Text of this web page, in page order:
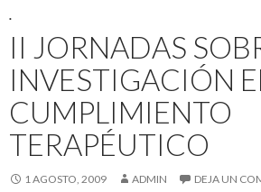
.
II JORNADAS
INVESTIGACIÓN
CUMPLIMIENTO
TERAPÉUTICO
1 AGOSTO, 2009 ADMIN DEJA UN